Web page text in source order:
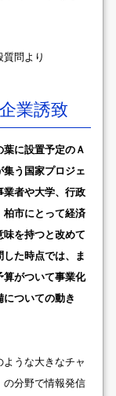
問より
業誘致
に設置予定のＡ
集う国家プロジェ
業者や大学、行政
柏市にとって経済
を持つと改めて
た時点では、ま
算がついて事業化
ついての動き
うな大きなチャ
の分野で情報発信